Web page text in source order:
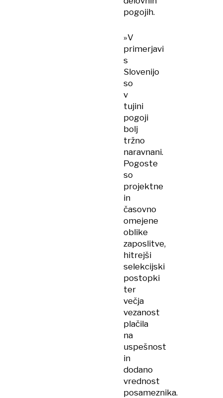
pogojih.
»V
primerjavi
s
Slovenijo
so
v
tujini
pogoji
bolj
tržno
naravnani.
Pogoste
so
projektne
in
časovno
omejene
oblike
zaposlitve,
hitrejši
selekcijski
postopki
ter
večja
vezanost
plačila
na
uspešnost
in
dodano
vrednost
posameznika.